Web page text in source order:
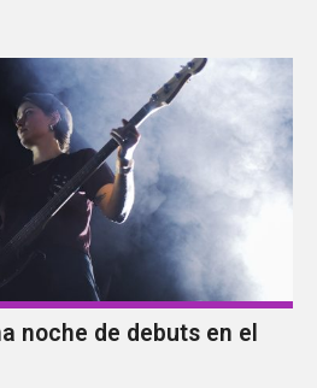
noche de debuts en el